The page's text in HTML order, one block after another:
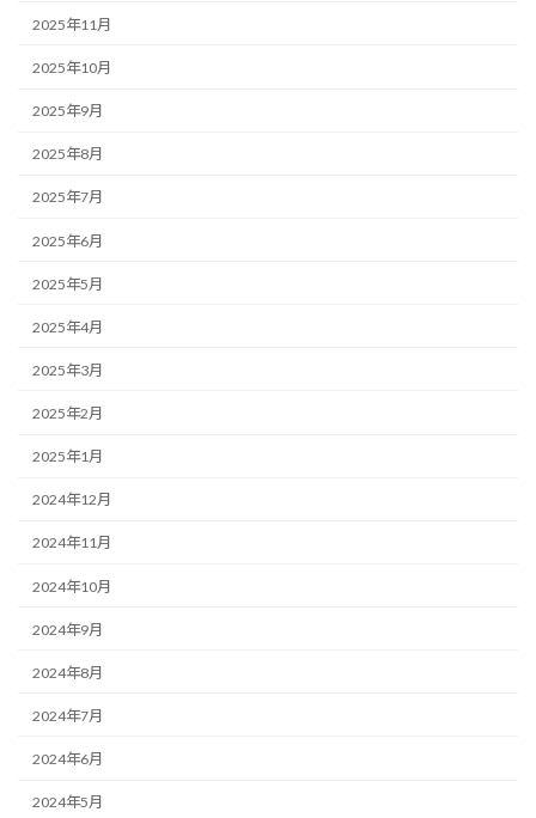
2025年11月
2025年10月
2025年9月
2025年8月
2025年7月
2025年6月
2025年5月
2025年4月
2025年3月
2025年2月
2025年1月
2024年12月
2024年11月
2024年10月
2024年9月
2024年8月
2024年7月
2024年6月
2024年5月